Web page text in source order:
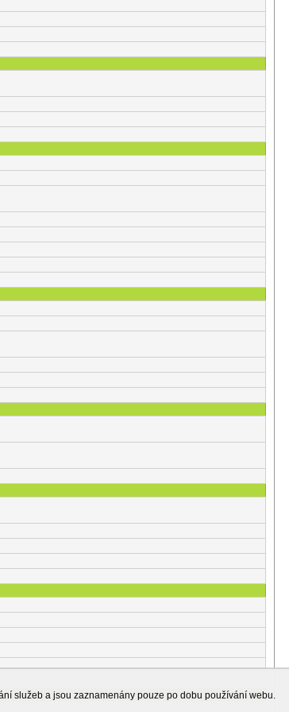
služeb a jsou zaznamenány pouze po dobu používání webu.